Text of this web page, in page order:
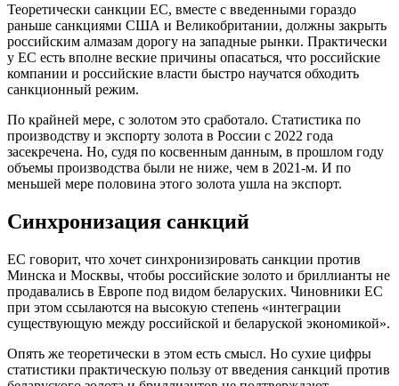
Теоретически санкции ЕС, вместе с введенными гораздо
раньше санкциями США и Великобритании, должны закрыть
российским алмазам дорогу на западные рынки. Практически
у ЕС есть вполне веские причины опасаться, что российские
компании и российские власти быстро научатся обходить
санкционный режим.
По крайней мере, с золотом это сработало. Статистика по
производству и экспорту золота в России с 2022 года
засекречена. Но, судя по косвенным данным, в прошлом году
объемы производства были не ниже, чем в 2021-м. И по
меньшей мере половина этого золота ушла на экспорт.
Синхронизация санкций
ЕС говорит, что хочет синхронизировать санкции против
Минска и Москвы, чтобы российские золото и бриллианты не
продавались в Европе под видом беларуских. Чиновники ЕС
при этом ссылаются на высокую степень «интеграции
существующую между российской и беларуской экономикой».
Опять же теоретически в этом есть смысл. Но сухие цифры
статистики практическую пользу от введения санкций против